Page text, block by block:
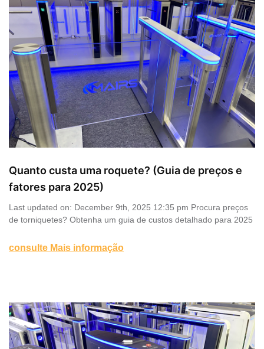
Quanto custa uma roquete? (Guia de preços e
fatores para 2025)
Last updated on: December 9th, 2025 12:35 pm Procura preços
de torniquetes? Obtenha um guia de custos detalhado para 2025
consulte Mais informação